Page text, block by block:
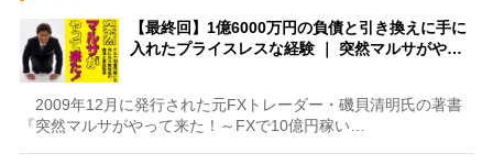
【最終回】1億6000万円の負債と引き換えに手に
入れたプライスレスな経験 ｜ 突然マルサがや…
2009年12月に発行された元FXトレーダー・磯貝清明氏の著書
『突然マルサがやって来た！～FXで10億円稼い…